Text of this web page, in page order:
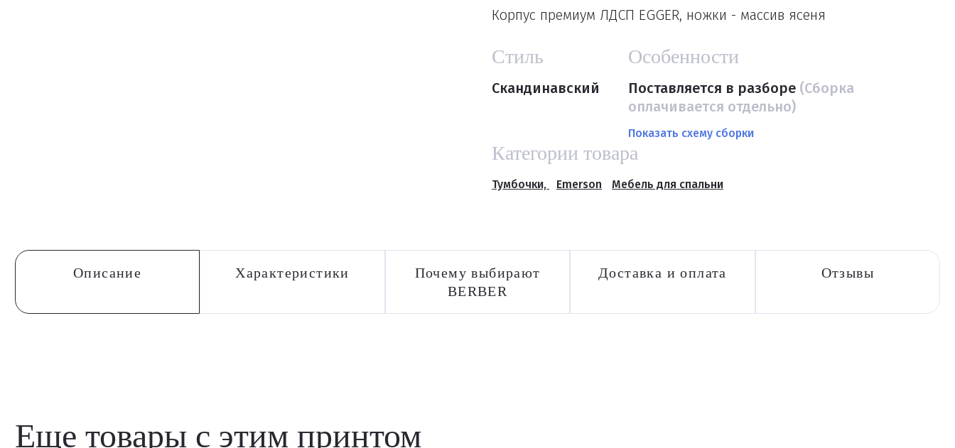
Корпус премиум ЛДСП EGGER, ножки - массив ясеня
Стиль
Скандинавский
Особенности
Поставляется в разборе (Сборка
оплачивается отдельно)
Показать схему сборки
Категории товара
Тумбочки, Emerson Мебель для спальни
Описание Характеристики
Почему выбирают
BERBER
Доставка и оплата Отзывы
Еще товары с этим принтом